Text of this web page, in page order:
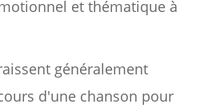
et thématique à
généralement
d'une chanson pour